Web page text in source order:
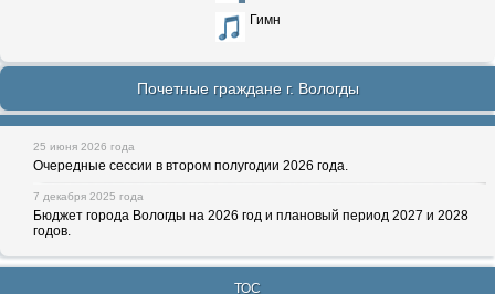
Гимн
Почетные граждане г. Вологды
25 июня 2026 года
Очередные сессии в втором полугодии 2026 года.
7 декабря 2025 года
Бюджет города Вологды на 2026 год и плановый период 2027 и 2028
годов.
ТОС